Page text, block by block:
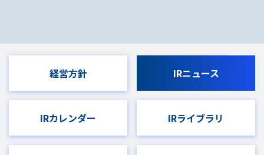
経営方針 IRニュース
IRカレンダー IRライブラリ